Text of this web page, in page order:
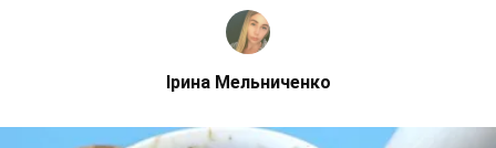
Ірина Мельниченко